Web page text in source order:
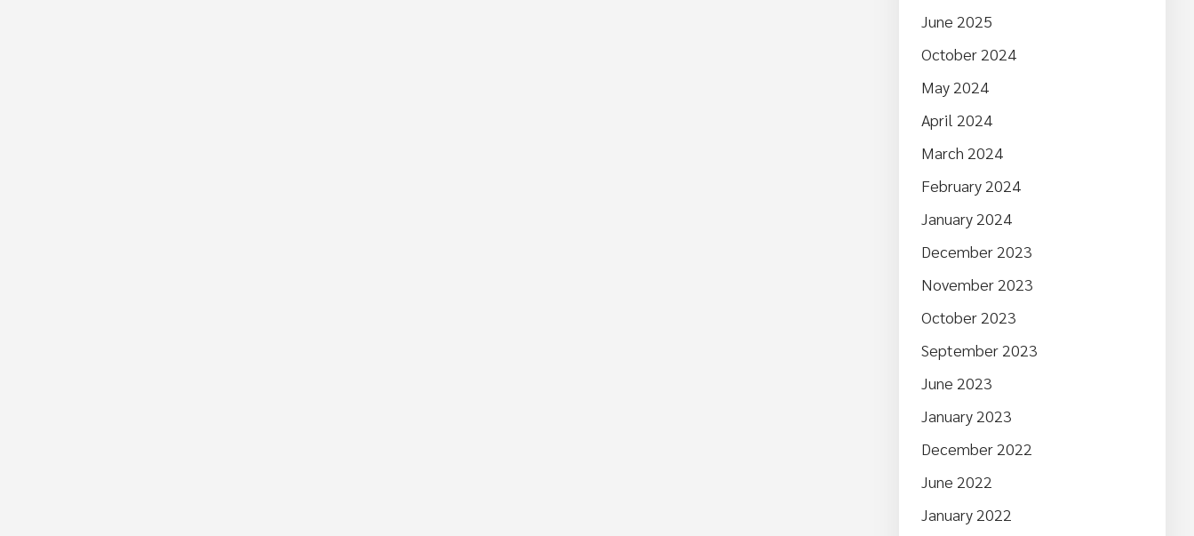
June 2025
October 2024
May 2024
April 2024
March 2024
February 2024
January 2024
December 2023
November 2023
October 2023
September 2023
June 2023
January 2023
December 2022
June 2022
January 2022